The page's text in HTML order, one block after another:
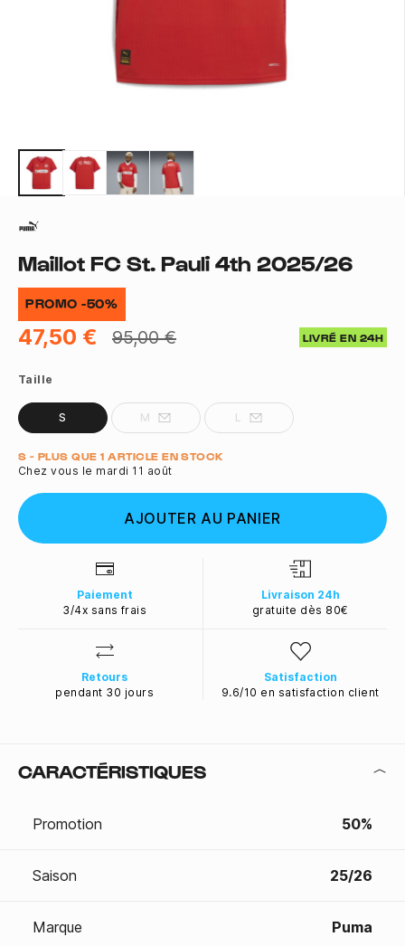
Maillot FC St. Pauli 4th 2025/26
PROMO -50%
47,50 € 95,00 € LIVRÉ EN 24H
Taille
S M L
Quantité
S - PLUS QUE 1 ARTICLE EN STOCK
Chez vous le mardi 11 août
AJOUTER AU PANIER
Paiement
3/4x sans frais
Livraison 24h
gratuite dès 80€
Retours
pendant 30 jours
Satisfaction
9.6/10 en satisfaction client
CARACTÉRISTIQUES
Promotion 50%
Saison 25/26
Marque Puma